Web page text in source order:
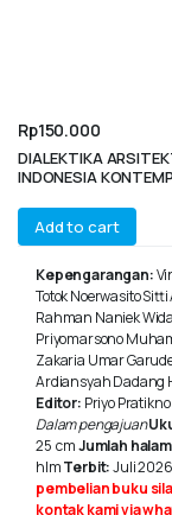
Rp150.000
DIALEKTIKA
INDONESIA
Add to cart
Kepengarangan:
Totok Noerwasito
Rahman Naniek
Priyomarsono
Zakaria Umar
Ardiansyah Dadang
Editor: Priyo Pratikno
Dalam pengajuan
25 cmJumlah
hlmTerbit:Juli 2026
pembelian buku
kontak kami via